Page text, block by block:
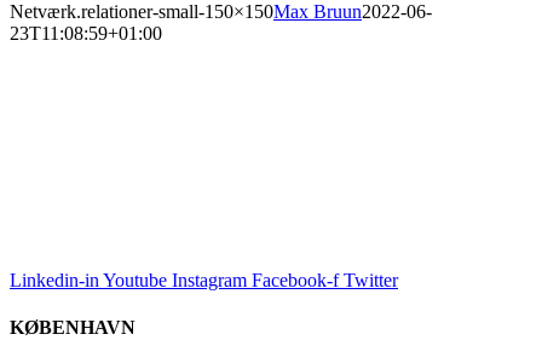
Netværk.relationer-small-150×150Max Bruun2022-06-
23T11:08:59+01:00
Linkedin-in Youtube Instagram Facebook-f Twitter
KØBENHAVN